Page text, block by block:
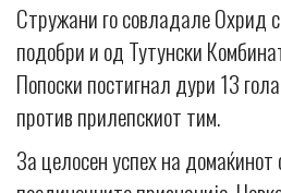
Стружани го совладале Охрид
подобри и од Тутунски
Попоски постигнал дури 13
против прилепскиот тим.
За целосен успех на домаќинот